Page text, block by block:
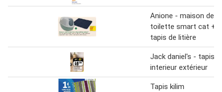
Anione - maison de
toilette smart cat +
tapis de litière
Jack daniel's - tapis
interieur extérieur
Tapis kilim